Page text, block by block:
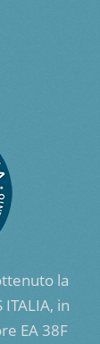
la
in
EA 38F